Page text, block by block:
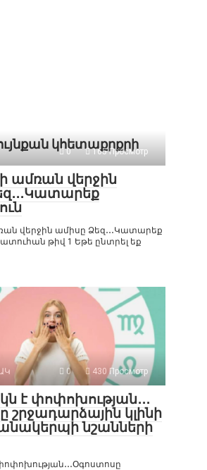
կհետաքրքրի
0 165 Просмотр
ամռան վերջին
վերջին ամիսը Ձեզ․․․Կատարեք
թիվ 1 Եթե ընտրել եք
0 430 Просмотр
է փոփոխության․․․
շրջադարձային կլինի
նշանների